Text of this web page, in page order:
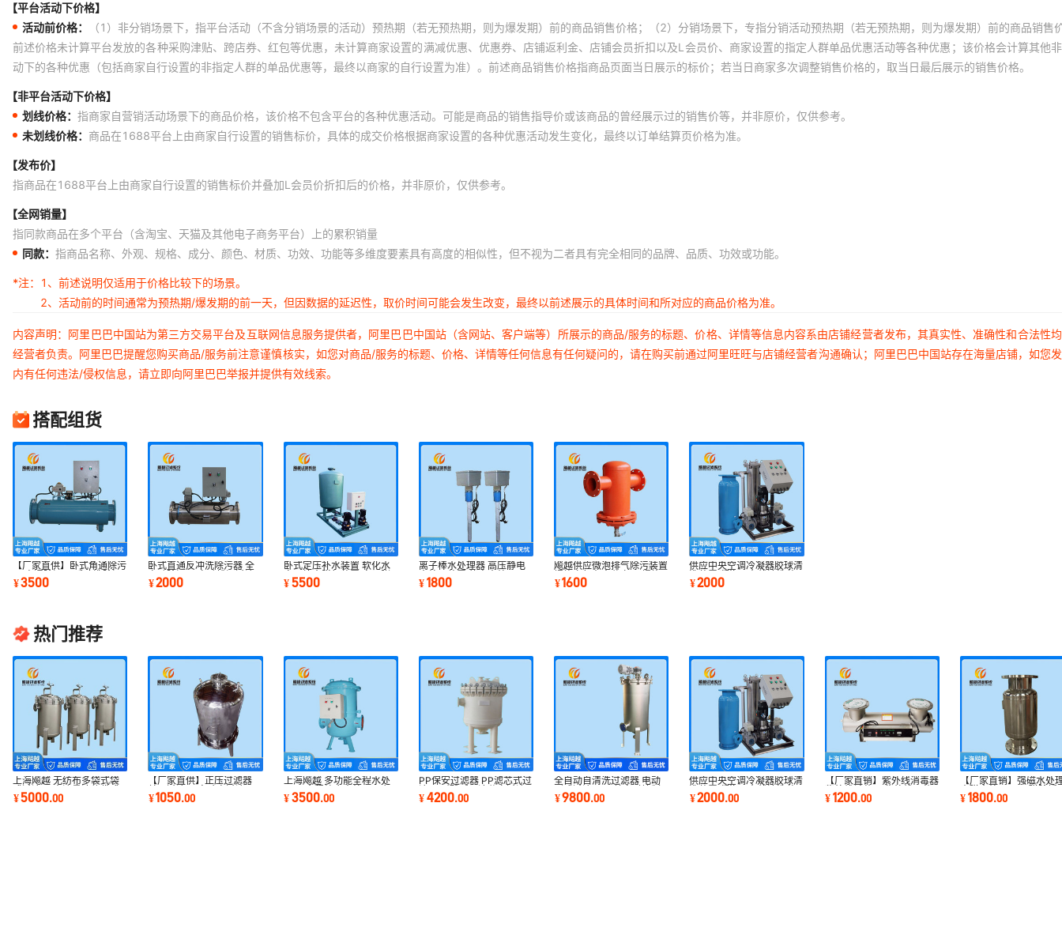
【平台活动下价格】
活动前价格：
（1）非分销场景下，指平台活动（不含分销场景的活动）预热期（若无预热期，则为爆发期）前的商品销售价格；（2）分销场景下，专指分销活动预热期（若无预热期，则为爆发期）前的商品销售
前述价格未计算平台发放的各种采购津贴、跨店券、红包等优惠，未计算商家设置的满减优惠、优惠券、店铺返利金、店铺会员折扣以及L会员价、商家设置的指定人群单品优惠活动等各种优惠；该价格会计算其他
动下的各种优惠（包括商家自行设置的非指定人群的单品优惠等，最终以商家的自行设置为准）。前述商品销售价格指商品页面当日展示的标价；若当日商家多次调整销售价格的，取当日最后展示的销售价格。
【非平台活动下价格】
划线价格： 指商家自营销活动场景下的商品价格，该价格不包含平台的各种优惠活动。可能是商品的销售指导价或该商品的曾经展示过的销售价等，并非原价，仅供参考。
未划线价格： 商品在1688平台上由商家自行设置的销售标价，具体的成交价格根据商家设置的各种优惠活动发生变化，最终以订单结算页价格为准。
【发布价】
指商品在1688平台上由商家自行设置的销售标价并叠加L会员价折扣后的价格，并非原价，仅供参考。
【全网销量】
指同款商品在多个平台（含淘宝、天猫及其他电子商务平台）上的累积销量
同款： 指商品名称、外观、规格、成分、颜色、材质、功效、功能等多维度要素具有高度的相似性，但不视为二者具有完全相同的品牌、品质、功效或功能。
*注：
1、前述说明仅适用于价格比较下的场景。
2、活动前的时间通常为预热期/爆发期的前一天，但因数据的延迟性，取价时间可能会发生改变，最终以前述展示的具体时间和所对应的商品价格为准。
内容声明：阿里巴巴中国站为第三方交易平台及互联网信息服务提供者，阿里巴巴中国站（含网站、客户端等）所展示的商品/服务的标题、价格、详情等信息内容系由店铺经营者发布，其真实性、准确性和合法性
经营者负责。阿里巴巴提醒您购买商品/服务前注意谨慎核实，如您对商品/服务的标题、价格、详情等任何信息有任何疑问的，请在购买前通过阿里旺旺与店铺经营者沟通确认；阿里巴巴中国站存在海量店铺，如您
内有任何违法/侵权信息，请立即向阿里巴巴举报并提供有效线索。
搭配组货
【厂家直供】卧式角通除污
器 直通除污器 反冲洗除污
器
¥3500
卧式直通反冲洗除污器 全
自动除污器 自动排污过滤
器
¥2000
卧式定压补水装置 软化水
定压补水脱气装置 定压膨
胀补水装置
¥5500
离子棒水处理器 高压静电
水处理装置 静电水处理器
高压水处设备
¥1800
飚越供应微泡排气除污装置
螺旋空气杂志分离器 螺旋
排气除污器
¥1600
供应中央空调冷凝器胶球清
洗装置 凝汽器在线清洗装
置
¥2000
热门推荐
上海飚越 无纺布多袋式袋
式过滤器 大流量液体袋式
过滤器
¥5000.00
【厂家直供】正压过滤器
单层过滤器 实验室过滤器
药液膜过滤器
¥1050.00
上海飚越 多功能全程水处
理器 全程综合水处理器 智
能综合水处理
¥3500.00
PP保安过滤器 PP滤芯式过
滤器 耐酸碱固液分离过滤
器
¥4200.00
全自动自清洗过滤器 电动
刷式过滤器 压差定时控制
自动排污过滤机
¥9800.00
供应中央空调冷凝器胶球清
洗装置 凝汽器在线清洗装
置
¥2000.00
【厂家直销】紫外线消毒器
紫外线杀菌器 紫外线灭菌
器【包邮】
¥1200.00
【厂家直销】强磁水处
内磁水处理器 强磁除垢
除锈过滤器
¥1800.00